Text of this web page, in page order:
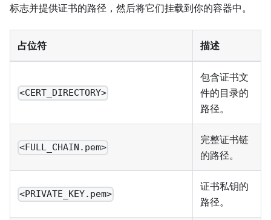
标志并提供证书的路径，然后将它们挂载到你的容器中。
占位符 描述
<CERT_DIRECTORY>
包含证书文
件的目录的
路径。
<FULL_CHAIN.pem>
完整证书链
的路径。
<PRIVATE_KEY.pem>
证书私钥的
路径。